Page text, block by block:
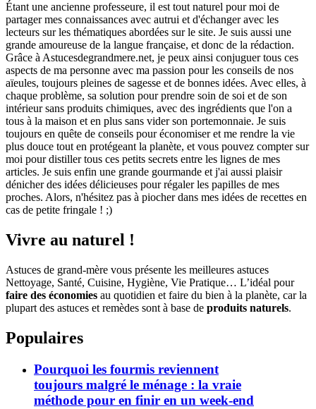
Étant une ancienne professeure, il est tout naturel pour moi de
partager mes connaissances avec autrui et d'échanger avec les
lecteurs sur les thématiques abordées sur le site. Je suis aussi une
grande amoureuse de la langue française, et donc de la rédaction.
Grâce à Astucesdegrandmere.net, je peux ainsi conjuguer tous ces
aspects de ma personne avec ma passion pour les conseils de nos
aïeules, toujours pleines de sagesse et de bonnes idées. Avec elles, à
chaque problème, sa solution pour prendre soin de soi et de son
intérieur sans produits chimiques, avec des ingrédients que l'on a
tous à la maison et en plus sans vider son portemonnaie. Je suis
toujours en quête de conseils pour économiser et me rendre la vie
plus douce tout en protégeant la planète, et vous pouvez compter sur
moi pour distiller tous ces petits secrets entre les lignes de mes
articles. Je suis enfin une grande gourmande et j'ai aussi plaisir
dénicher des idées délicieuses pour régaler les papilles de mes
proches. Alors, n'hésitez pas à piocher dans mes idées de recettes en
cas de petite fringale ! ;)
Vivre au naturel !
Astuces de grand-mère vous présente les meilleures astuces
Nettoyage, Santé, Cuisine, Hygiène, Vie Pratique… L’idéal pour
faire des économies au quotidien et faire du bien à la planète, car la
plupart des astuces et remèdes sont à base de produits naturels.
Populaires
Pourquoi les fourmis reviennent
toujours malgré le ménage : la vraie
méthode pour en finir en un week-end